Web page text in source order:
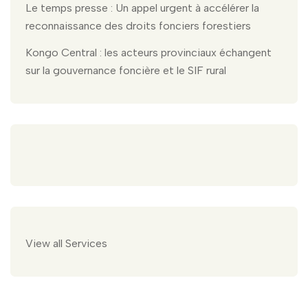
Le temps presse : Un appel urgent à accélérer la
reconnaissance des droits fonciers forestiers
Kongo Central : les acteurs provinciaux échangent
sur la gouvernance foncière et le SIF rural
View all Services